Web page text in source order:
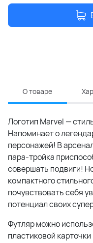
О товаре
Логотип Marvel —
Напоминает о
персонажей! В
пара-тройка
совершать подвиги!
компактного
почувствовать себя
потенциал своих
Футляр можно
пластиковой